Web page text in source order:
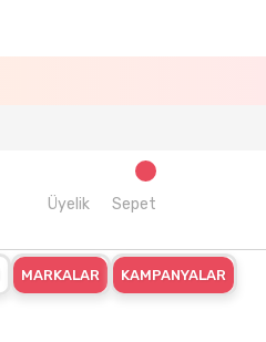
Üyelik Sepet
MARKALAR KAMPANYALAR